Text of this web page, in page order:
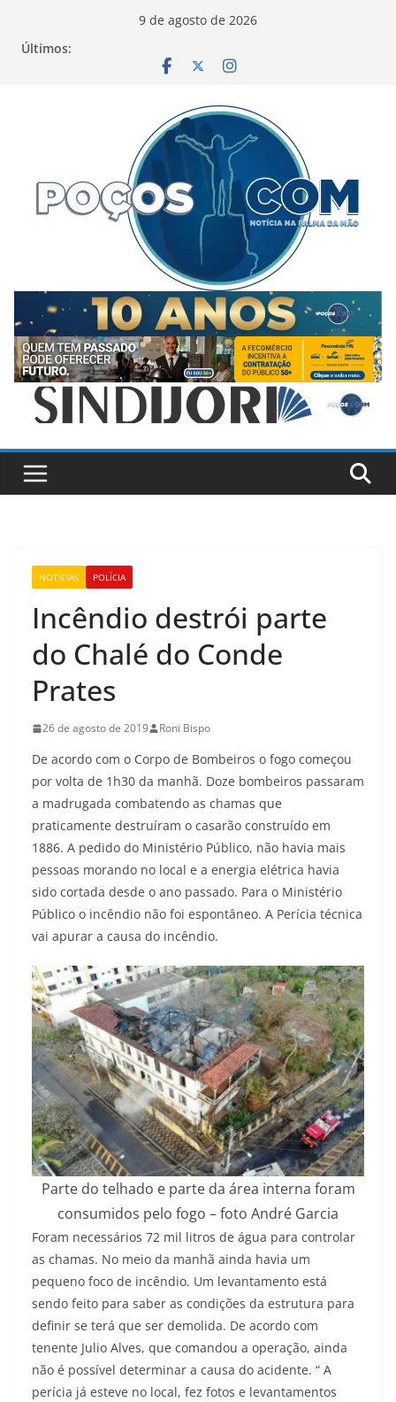
9 de agosto de 2026
Últimos:
NOTÍCIAS POLÍCIA
Incêndio destrói parte
do Chalé do Conde
Prates
26 de agosto de 2019 Roni Bispo
De acordo com o Corpo de Bombeiros o fogo começou
por volta de 1h30 da manhã. Doze bombeiros passaram
a madrugada combatendo as chamas que
praticamente destruíram o casarão construído em
1886. A pedido do Ministério Público, não havia mais
pessoas morando no local e a energia elétrica havia
sido cortada desde o ano passado. Para o Ministério
Público o incêndio não foi espontâneo. A Perícia técnica
vai apurar a causa do incêndio.
Parte do telhado e parte da área interna foram
consumidos pelo fogo – foto André Garcia
Foram necessários 72 mil litros de água para controlar
as chamas. No meio da manhã ainda havia um
pequeno foco de incêndio. Um levantamento está
sendo feito para saber as condições da estrutura para
definir se terá que ser demolida. De acordo com
tenente Julio Alves, que comandou a operação, ainda
não é possível determinar a causa do acidente. “ A
perícia já esteve no local, fez fotos e levantamentos